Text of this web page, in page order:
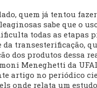
quem já tentou
sabe que o
todas as etapas
da transesterificação,
dos produtos dessa
Meneghetti da
artigo no periódico
onde relata um